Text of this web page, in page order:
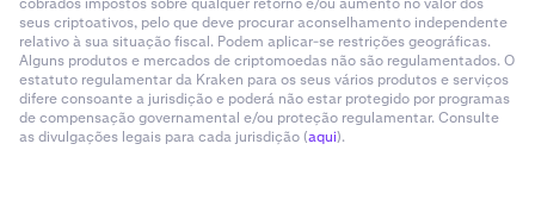
seus criptoativos, pelo que deve procurar aconselhamento independente
relativo à sua situação fiscal. Podem aplicar-se restrições geográficas.
Alguns produtos e mercados de criptomoedas não são regulamentados. O
estatuto regulamentar da Kraken para os seus vários produtos e serviços
difere consoante a jurisdição e poderá não estar protegido por programas
de compensação governamental e/ou proteção regulamentar. Consulte
as divulgações legais para cada jurisdição (aqui).